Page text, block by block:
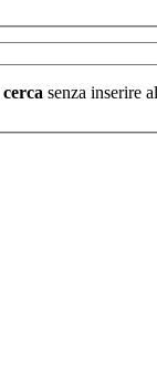
cerca senza inserire